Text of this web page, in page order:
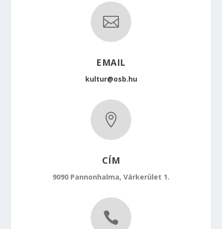

EMAIL
kultur@osb.hu

CÍM
9090 Pannonhalma, Várkerület 1.
